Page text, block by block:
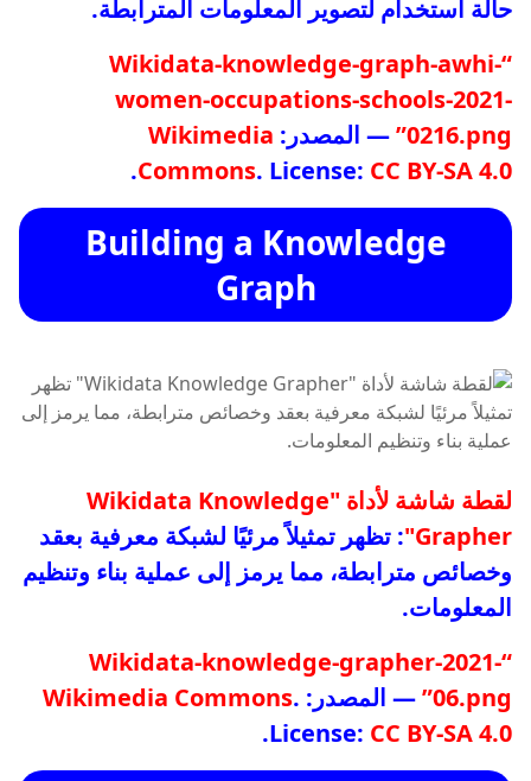
حالة استخدام لتصوير المعلومات المترابطة.
“Wikidata-knowledge-graph-awhi-
women-occupations-schools-2021-
0216.png” — المصدر: Wikimedia
Commons. License: CC BY-SA 4.0
.
Building a Knowledge
Graph
لقطة شاشة لأداة "Wikidata Knowledge
Grapher" : تظهر تمثيلاً مرئيًا لشبكة معرفية بعقد
وخصائص مترابطة، مما يرمز إلى عملية بناء وتنظيم
المعلومات.
“Wikidata-knowledge-grapher-2021-
06.png” — المصدر: Wikimedia Commons.
License: CC BY-SA 4.0
.